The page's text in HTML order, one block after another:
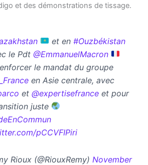
et des démonstrations de tissage.
et en#Ouzbékistan
le Pdt@EmmanuelMacron
le mandat du groupe
en Asie centrale, avec
et @expertisefranceet pour
juste
pCCVFIPiri
Rioux (@RiouxRemy) November